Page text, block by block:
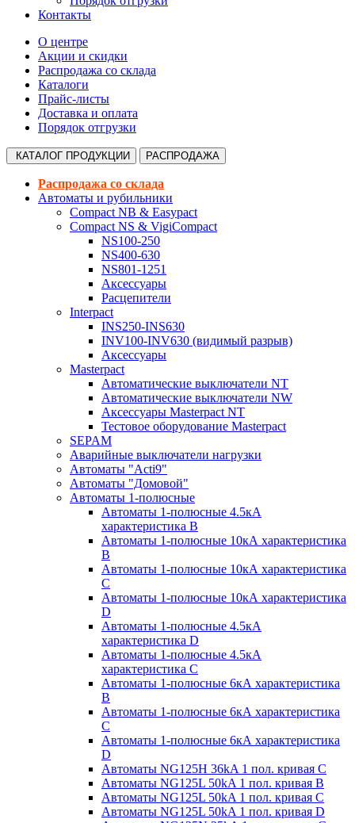
Контакты
О центре
Акции и скидки
Распродажа со склада
Каталоги
Прайс-листы
Доставка и оплата
Порядок отгрузки
КАТАЛОГ ПРОДУКЦИИ РАСПРОДАЖА
Распродажа со склада
Автоматы и рубильники
Compact NB & Easypact
Compact NS & VigiCompact
NS100-250
NS400-630
NS801-1251
Аксессуары
Расцепители
Interpact
INS250-INS630
INV100-INV630 (видимый разрыв)
Аксессуары
Masterpact
Автоматические выключатели NT
Автоматические выключатели NW
Аксессуары Masterpact NT
Тестовое оборудование Masterpact
SEPAM
Аварийные выключатели нагрузки
Автоматы "Acti9"
Автоматы "Домовой"
Автоматы 1-полюсные
Автоматы 1-полюсные 4.5кА
характеристика В
Автоматы 1-полюсные 10кА характеристика
B
Автоматы 1-полюсные 10кА характеристика
C
Автоматы 1-полюсные 10кА характеристика
D
Автоматы 1-полюсные 4.5кА
характеристика D
Автоматы 1-полюсные 4.5кА
характеристика С
Автоматы 1-полюсные 6кА характеристика
B
Автоматы 1-полюсные 6кА характеристика
C
Автоматы 1-полюсные 6кА характеристика
D
Автоматы NG125H 36kA 1 пол. кривая C
Автоматы NG125L 50kA 1 пол. кривая B
Автоматы NG125L 50kA 1 пол. кривая C
Автоматы NG125L 50kA 1 пол. кривая D